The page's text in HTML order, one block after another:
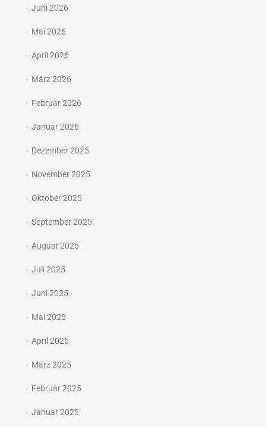
Juni 2026
Mai 2026
April 2026
März 2026
Februar 2026
Januar 2026
Dezember 2025
November 2025
Oktober 2025
September 2025
August 2025
Juli 2025
Juni 2025
Mai 2025
April 2025
März 2025
Februar 2025
Januar 2025